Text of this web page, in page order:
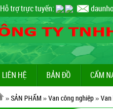
Hỗ trợ trực tuyến:
LIÊN HỆ BẢN ĐỒ CẨM
»SẢN PHẨM»Van công nghiệp»